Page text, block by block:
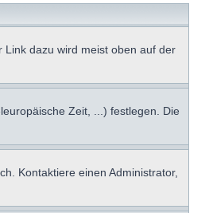
Link dazu wird meist oben auf der
Zeit, ...) festlegen. Die
Kontaktiere einen Administrator,